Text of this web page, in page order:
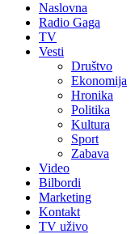
Naslovna
Radio Gaga
TV
Vesti
Društvo
Ekonomija
Hronika
Politika
Kultura
Sport
Zabava
Video
Bilbordi
Marketing
Kontakt
TV uživo